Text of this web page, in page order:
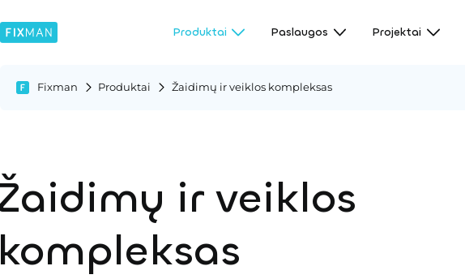
Produktai Paslaugos Projektai
Fixman Produktai Žaidimų ir veiklos kompleksas
ir veiklos